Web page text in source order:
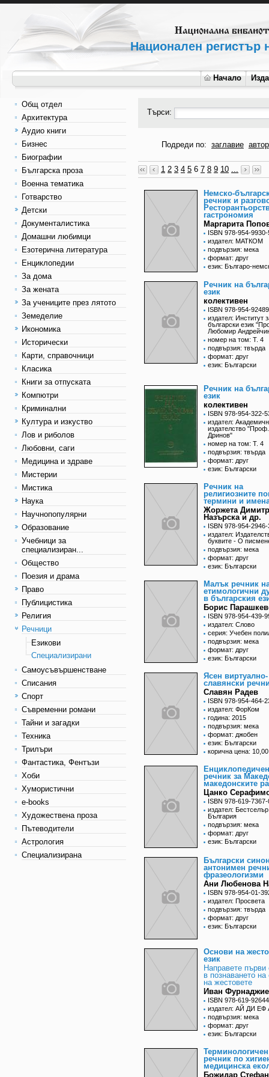
Национален регистър
Начало
Общ отдел
Архитектура
Аудио книги
Бизнес
Биографии
Българска проза
Военна тематика
Готварство
Детски
Документалистика
Домашни любимци
Езотерична литература
Енциклопедии
За дома
За жената
За учениците през лятото
Земеделие
Икономика
Исторически
Карти, справочници
Класика
Книги за отпуската
Компютри
Криминални
Култура и изкуство
Лов и риболов
Любовни, саги
Медицина и здраве
Мистерии
Мистика
Наука
Научнопопулярни
Образование
Учебници за
специализиран...
Общество
Поезия и драма
Право
Публицистика
Религия
Речници
Езикови
Специализирани
Самоусъвършенстване
Списания
Спорт
Съвременни романи
Тайни и загадки
Техника
Трилъри
Фантастика, Фентъзи
Хоби
Хумористични
e-books
Художествена проза
Пътеводители
Астрология
Специализирана
Търси:
Подреди по: заглавие автор
1 2 3 4 5 6 7 8 9 10 ...
Немско-
речник и
гастрономия
Маргарита
ISBN 978-954-
издател: МАТКОМ
подвързия: мека
формат: друг
език: Българо-
Речник на
език
колективен
ISBN 978-954-
издател: Институт
български език
Любомир
номер на том: Т. 4
подвързия: твърда
формат: друг
език: Български
Речник на
език
колективен
ISBN 978-954-322-
издател:
издателство
Дринов"
номер на том: Т. 4
подвързия: твърда
формат: друг
език: Български
Речник на
религиозните
термини и
Жоржета
Назърска и др.
ISBN 978-954-
издател:
буквите - О
подвързия: мека
формат: друг
език: Български
Малък речник
етимологични
в българския
Борис
ISBN 978-954-439-
издател: Слово
серия: Учебен
подвързия: мека
формат: друг
език: Български
Ясен виртуално-
славянски
Славян Радев
ISBN 978-954-464-
издател: ФорКом
година: 2015
подвързия: мека
формат: джобен
език: Български
корична цена:
Енциклопедичен
речник за
македонските
Цанко
ISBN 978-619-
издател: Бестселър
България
подвързия: мека
формат: друг
език: Български
Български
антонимен
фразеологизми
Ани Любенова
ISBN 978-954-01-
издател: Просвета
подвързия: твърда
формат: друг
език: Български
Основи на
език
Направете първи
в познаването на
на жестовете
Иван
ISBN 978-619-
издател: АЙ ДИ ЕФ
подвързия: мека
формат: друг
език: Български
Терминологичен
речник по
медицинска
Божидар